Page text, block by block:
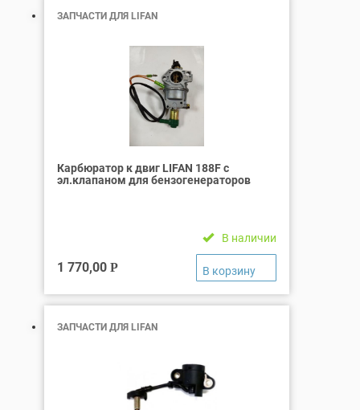
ЗАПЧАСТИ ДЛЯ LIFAN
Карбюратор к двиг LIFAN 188F с
эл.клапаном для бензогенераторов
В наличии
1 770,00 Р
ЗАПЧАСТИ ДЛЯ LIFAN